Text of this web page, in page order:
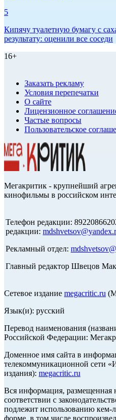
5
Кипячу туалетную бумагу с
результату: оценили все соседи
16+
Заказать рекламу
Условия перепечатки
О сайте
Лицензионное
Частые вопросы
Пользовательское
Мегакритик - крупнейший
кинофильмы в российском
Телефон редакции:
редакции:
Рекламный отдел:
Главный редактор Швецов
Сетевое издание megacritic.ru
Язык(и): русский
Перевод наименования
Российской Федерации:
Доменное имя сайта в
телекоммуникационной сети
издания): megacritic.ru
Вся информация, размещенная
соответствии с
подлежит использованию кем-
форме, в том числе